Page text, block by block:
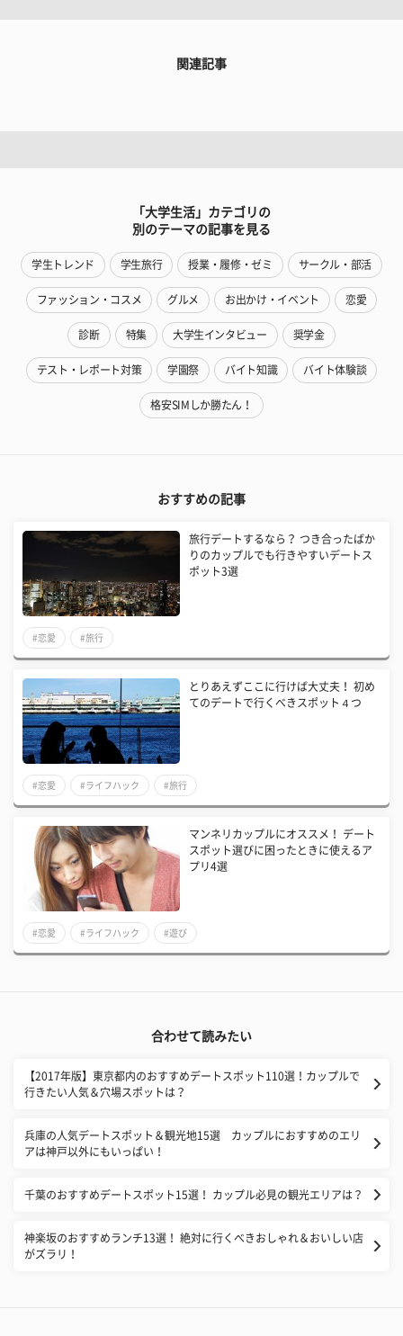
関連記事
「大学生活」カテゴリの
別のテーマの記事を見る
学生トレンド 学生旅行 授業・履修・ゼミ サークル・部活
ファッション・コスメ グルメ お出かけ・イベント 恋愛
診断 特集 大学生インタビュー 奨学金
テスト・レポート対策 学園祭 バイト知識 バイト体験談
格安SIMしか勝たん！
おすすめの記事
旅行デートするなら？ つき合ったばか
りのカップルでも行きやすいデートス
ポット3選
#恋愛 #旅行
とりあえずここに行けば大丈夫！ 初め
てのデートで行くべきスポット４つ
#恋愛 #ライフハック #旅行
マンネリカップルにオススメ！ デート
スポット選びに困ったときに使えるア
プリ4選
#恋愛 #ライフハック #遊び
合わせて読みたい
【2017年版】東京都内のおすすめデートスポット110選！カップルで
行きたい人気＆穴場スポットは？
兵庫の人気デートスポット＆観光地15選 カップルにおすすめのエリ
アは神戸以外にもいっぱい！
千葉のおすすめデートスポット15選！ カップル必見の観光エリアは？
神楽坂のおすすめランチ13選！ 絶対に行くべきおしゃれ＆おいしい店
がズラリ！